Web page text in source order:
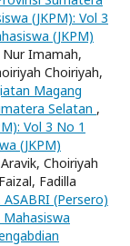
(JKPM): Vol 3
(JKPM)
Nur Imamah,
Choiriyah,
Magang
Selatan ,
Vol 3 No 1
(JKPM)
Choiriyah
Fadilla
(Persero)
Mahasiswa